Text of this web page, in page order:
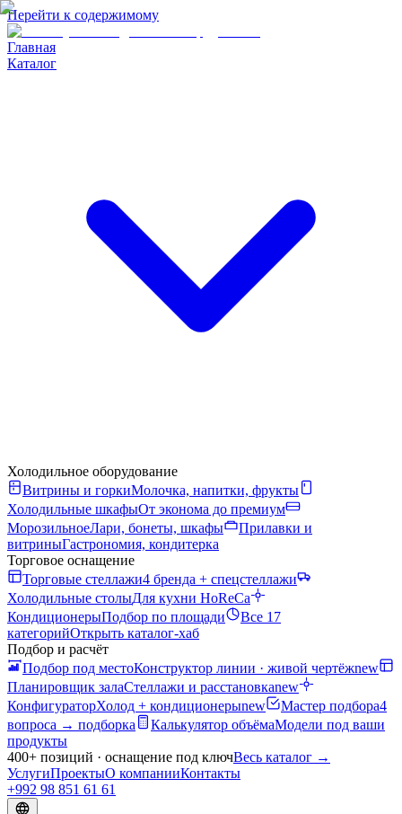
Перейти к содержимому
Главная
Каталог
Холодильное оборудование
Витрины и горкиМолочка, напитки, фрукты
Холодильные шкафыОт эконома до премиум
МорозильноеЛари, бонеты, шкафы
Прилавки и
витриныГастрономия, кондитерка
Торговое оснащение
Торговые стеллажи4 бренда + спецстеллажи
Холодильные столыДля кухни HoReCa
КондиционерыПодбор по площади
Все 17
категорийОткрыть каталог-хаб
Подбор и расчёт
Подбор под местоКонструктор линии · живой чертёжnew
Планировщик залаСтеллажи и расстановкаnew
КонфигураторХолод + кондиционерыnew Мастер подбора4
вопроса → подборка
Калькулятор объёмаМодели под ваши
продукты
400+ позиций · оснащение под ключВесь каталог →
УслугиПроектыО компанииКонтакты
+992 98 851 61 61